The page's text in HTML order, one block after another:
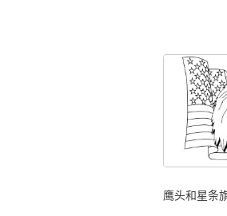
鹰头和星条